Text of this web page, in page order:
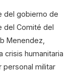
del gobierno de
del Comité del
Menendez,
crisis humanitaria
personal militar